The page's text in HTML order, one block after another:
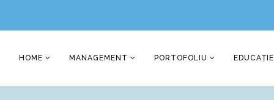
HOME MANAGEMENT PORTOFOLIU EDUCAȚIE